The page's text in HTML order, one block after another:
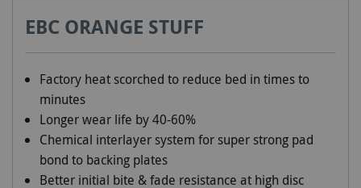
EBC ORANGE STUFF
Factory heat scorched to reduce bed in times to
minutes
Longer wear life by 40-60%
Chemical interlayer system for super strong pad
bond to backing plates
Better initial bite & fade resistance at high disc